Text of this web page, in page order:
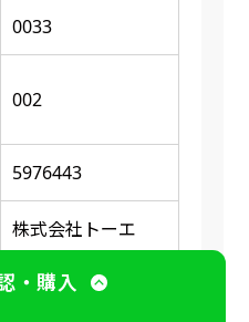
0033
002
5976443
株式会社トーエ
品の印刷又は発送
・購入